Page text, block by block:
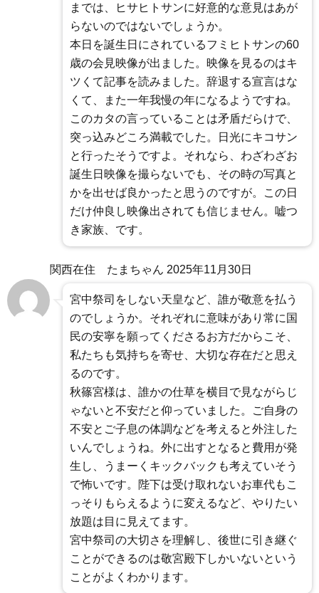
までは、ヒサヒトサンに好意的な意見はあが
らないのではないでしょうか。
本日を誕生日にされているフミヒトサンの60
歳の会見映像が出ました。映像を見るのはキ
ツくて記事を読みました。辞退する宣言はな
くて、また一年我慢の年になるようですね。
このカタの言っていることは矛盾だらけで、
突っ込みどころ満載でした。日光にキコサン
と行ったそうですよ。それなら、わざわざお
誕生日映像を撮らないでも、その時の写真と
かを出せば良かったと思うのですが。この日
だけ仲良し映像出されても信じません。嘘つ
き家族、です。
関西在住 たまちゃん 2025年11月30日
宮中祭司をしない天皇など、誰が敬意を払う
のでしょうか。それぞれに意味があり常に国
民の安寧を願ってくださるお方だからこそ、
私たちも気持ちを寄せ、大切な存在だと思え
るのです。
秋篠宮様は、誰かの仕草を横目で見ながらじ
ゃないと不安だと仰っていました。ご自身の
不安とご子息の体調などを考えると外注した
いんでしょうね。外に出すとなると費用が発
生し、うまーくキックバックも考えていそう
で怖いです。陛下は受け取れないお車代もこ
っそりもらえるように変えるなど、やりたい
放題は目に見えてます。
宮中祭司の大切さを理解し、後世に引き継ぐ
ことができるのは敬宮殿下しかいないという
ことがよくわかります。